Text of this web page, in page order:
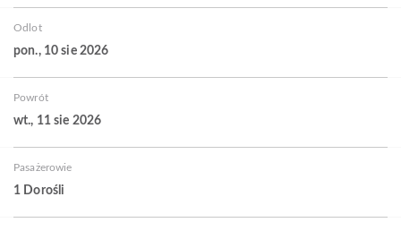
Odlot
pon., 10 sie 2026
Powrót
wt., 11 sie 2026
Pasażerowie
1 Dorośli